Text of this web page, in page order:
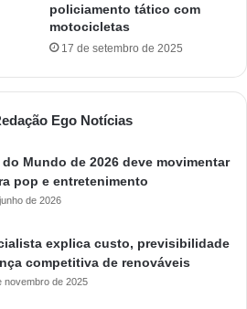
policiamento tático com
motocicletas
17 de setembro de 2025
Ego Notícias
do Mundo de 2026 deve movimentar
pop e entretenimento
de 2026
explica custo, previsibilidade
competitiva de renováveis
novembro de 2025